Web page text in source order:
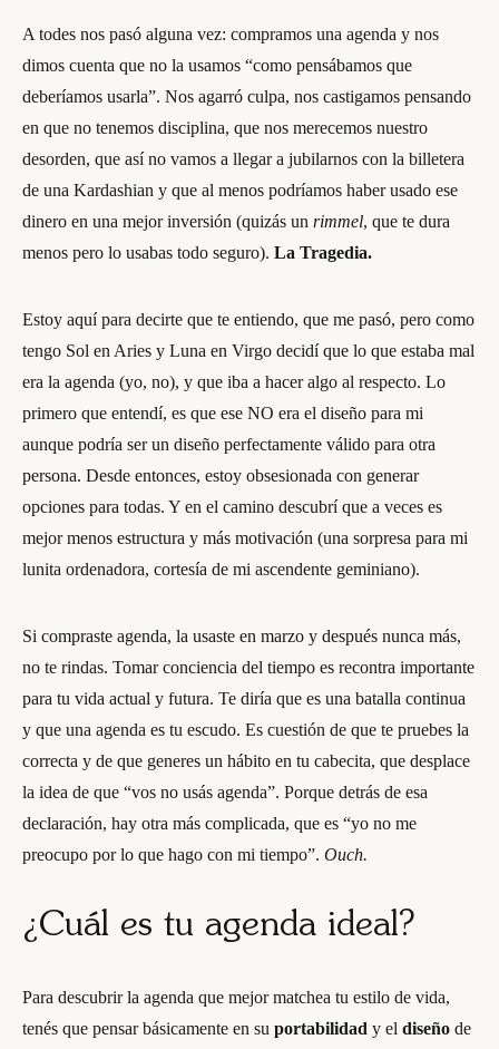
A todes nos pasó alguna vez: compramos una agenda y nos
dimos cuenta que no la usamos “como pensábamos que
deberíamos usarla”. Nos agarró culpa, nos castigamos pensando
en que no tenemos disciplina, que nos merecemos nuestro
desorden, que así no vamos a llegar a jubilarnos con la billetera
de una Kardashian y que al menos podríamos haber usado ese
dinero en una mejor inversión (quizás un rimmel, que te dura
menos pero lo usabas todo seguro). La Tragedia.
Estoy aquí para decirte que te entiendo, que me pasó, pero como
tengo Sol en Aries y Luna en Virgo decidí que lo que estaba mal
era la agenda (yo, no), y que iba a hacer algo al respecto. Lo
primero que entendí, es que ese NO era el diseño para mi
aunque podría ser un diseño perfectamente válido para otra
persona. Desde entonces, estoy obsesionada con generar
opciones para todas. Y en el camino descubrí que a veces es
mejor menos estructura y más motivación (una sorpresa para mi
lunita ordenadora, cortesía de mi ascendente geminiano).
Si compraste agenda, la usaste en marzo y después nunca más,
no te rindas. Tomar conciencia del tiempo es recontra importante
para tu vida actual y futura. Te diría que es una batalla continua
y que una agenda es tu escudo. Es cuestión de que te pruebes la
correcta y de que generes un hábito en tu cabecita, que desplace
la idea de que “vos no usás agenda”. Porque detrás de esa
declaración, hay otra más complicada, que es “yo no me
preocupo por lo que hago con mi tiempo”. Ouch.
¿Cuál es tu agenda ideal?
Para descubrir la agenda que mejor matchea tu estilo de vida,
tenés que pensar básicamente en su portabilidad y el diseño de